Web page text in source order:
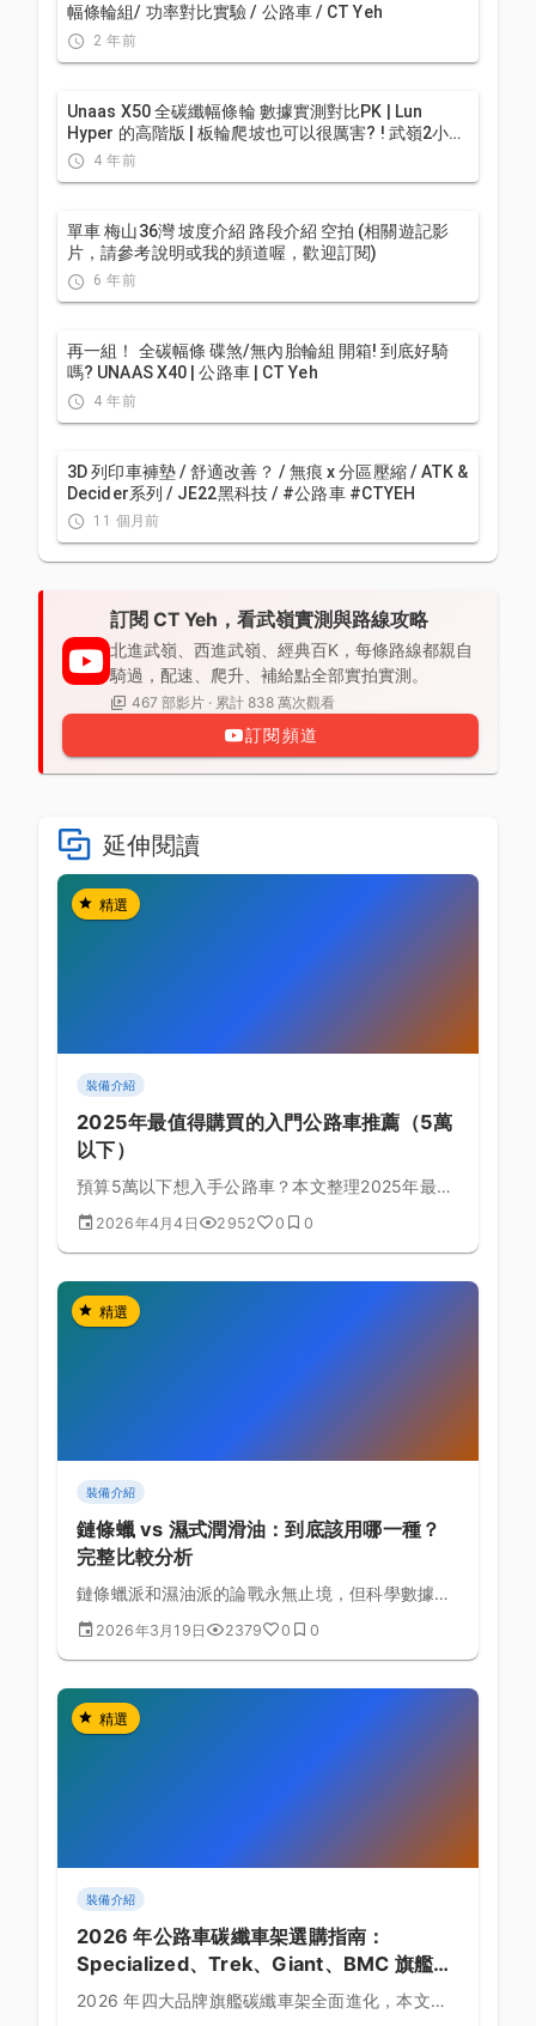
幅條輪組/ 功率對比實驗 / 公路車 / CT Yeh
2 年前
Unaas X50 全碳纖幅條輪 數據實測對比PK | Lun
Hyper 的高階版 | 板輪爬坡也可以很厲害? ! 武嶺2小時
大師一起親測! CP值超高 | 公路車 | CT Yeh
4 年前
單車 梅山36灣 坡度介紹 路段介紹 空拍 (相關遊記影
片，請參考說明或我的頻道喔，歡迎訂閱)
6 年前
再一組！ 全碳幅條 碟煞/無內胎輪組 開箱! 到底好騎
嗎? UNAAS X40 | 公路車 | CT Yeh
4 年前
3D 列印車褲墊 / 舒適改善？ / 無痕 x 分區壓縮 / ATK &
Decider系列 / JE22黑科技 / #公路車 #CTYEH
11 個月前
訂閱 CT Yeh，看武嶺實測與路線攻略
北進武嶺、西進武嶺、經典百K，每條路線都親自
騎過，配速、爬升、補給點全部實拍實測。
467 部影片 · 累計 838 萬次觀看
訂閱頻道
延伸閱讀
精選
裝備介紹
2025年最值得購買的入門公路車推薦（5萬
以下）
預算5萬以下想入手公路車？本文整理2025年最熱
門的入門車款，從車架材質到變速系統一次完整比
較，幫你選對第一台車。
2026年4月4日 2952 0 0
精選
裝備介紹
鏈條蠟 vs 濕式潤滑油：到底該用哪一種？
完整比較分析
鏈條蠟派和濕油派的論戰永無止境，但科學數據告
訴我們真正的差別在哪裡。
2026年3月19日 2379 0 0
精選
裝備介紹
2026 年公路車碳纖車架選購指南：
Specialized、Trek、Giant、BMC 旗艦對
比
2026 年四大品牌旗艦碳纖車架全面進化，本文從